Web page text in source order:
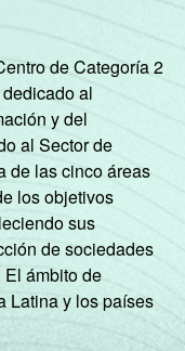
de Categoría 2
al
y del
al Sector de
de las cinco áreas
los objetivos
sus
de sociedades
ámbito de
Latina y los países